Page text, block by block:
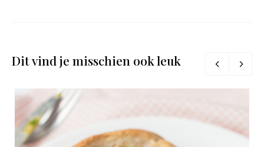
Dit vind je misschien ook leuk